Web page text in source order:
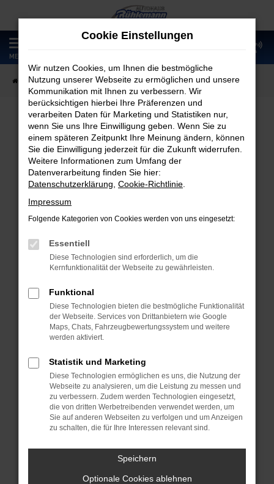
Zum
Hauptinhalt
springen
MENÜ
Startseite Fahrzeugangebote Fahrzeugmarkt
Fahrzeugmarkt
Fehler: Network Error
Beim Laden ist ein Fehler aufgetreten.
Hier sind ein paar Tipps, die dir helfen können:
Überprüfe deine Firewall und deine
Laden andere Webseiten, zum Beispiel
deine Suchmaschine?
Prüfe deine Browsererweiterungen.
Manche Erweiterungen, wie Werbeblocker,
können das Laden bestimmter Seiten
verhindern. Funktioniert die Seite in einem
anderen Browser oder in einem privaten
Fenster?
Starte dein Gerät neu.
vorübergehende Probleme zu beheben.
Cookie Einstellungen
Wir nutzen Cookies, um Ihnen die bestmögliche
Nutzung unserer Webseite zu ermöglichen und unsere
Kommunikation mit Ihnen zu verbessern. Wir
berücksichtigen hierbei Ihre Präferenzen und
verarbeiten Daten für Marketing und Statistiken nur,
wenn Sie uns Ihre Einwilligung geben. Wenn Sie zu
einem späteren Zeitpunkt Ihre Meinung ändern, können
Sie die Einwilligung jederzeit für die Zukunft widerrufen.
Weitere Informationen zum Umfang der
Datenverarbeitung finden Sie hier:
Datenschutzerklärung Cookie-Richtlinie
Impressum
Folgende Kategorien von Cookies werden von uns eingesetzt:
Essentiell
Diese Technologien sind erforderlich, um die
Kernfunktionalität der Webseite zu gewährleisten.
Funktional
Diese Technologien bieten die bestmögliche Funktionalität
der Webseite. Services von Drittanbietern wie Google
Maps, Chats, Fahrzeugbewertungssystem und weitere
werden aktiviert.
Statistik und Marketing
Diese Technologien ermöglichen es uns, die Nutzung der
Webseite zu analysieren, um die Leistung zu messen und
zu verbessern. Zudem werden Technologien eingesetzt,
die von dritten Werbetreibenden verwendet werden, um
Sie auf anderen Webseiten zu verfolgen und um Anzeigen
zu schalten, die für Ihre Interessen relevant sind.
Speichern
Optionale Cookies ablehnen